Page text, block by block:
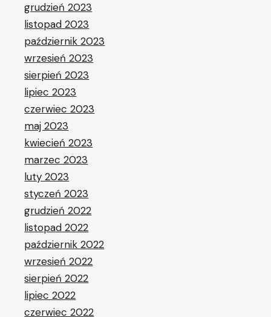
grudzień 2023
listopad 2023
październik 2023
wrzesień 2023
sierpień 2023
lipiec 2023
czerwiec 2023
maj 2023
kwiecień 2023
marzec 2023
luty 2023
styczeń 2023
grudzień 2022
listopad 2022
październik 2022
wrzesień 2022
sierpień 2022
lipiec 2022
czerwiec 2022